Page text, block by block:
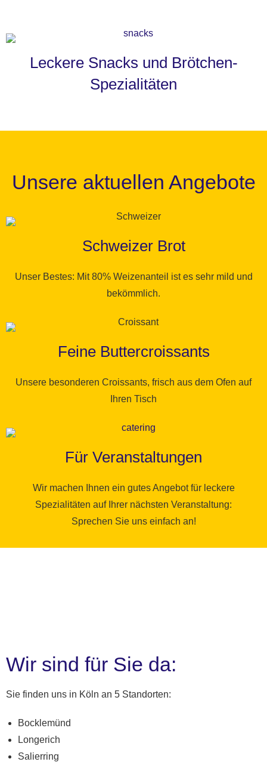
Leckere Snacks und Brötchen-
Spezialitäten
Unsere aktuellen Angebote
Schweizer Brot
Unser Bestes: Mit 80% Weizenanteil ist es sehr mild und
bekömmlich.
Feine Buttercroissants
Unsere besonderen Croissants, frisch aus dem Ofen auf
Ihren Tisch
Für Veranstaltungen
Wir machen Ihnen ein gutes Angebot für leckere
Spezialitäten auf Ihrer nächsten Veranstaltung:
Sprechen Sie uns einfach an!
Wir sind für Sie da:
Sie finden uns in Köln an 5 Standorten:
Bocklemünd
Longerich
Salierring